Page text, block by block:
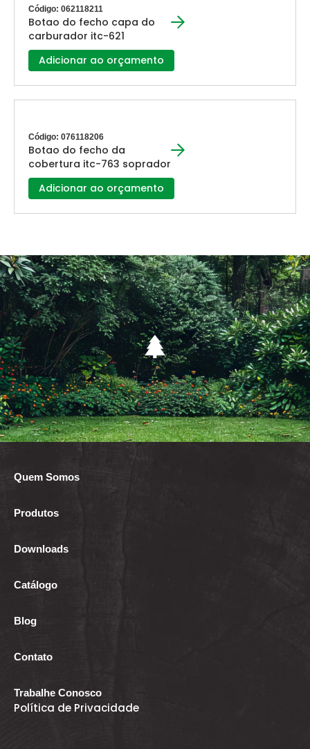
Código: 062118211
Botao do fecho capa do
carburador itc-621
Adicionar ao orçamento
Código: 076118206
Botao do fecho da
cobertura itc-763 soprador
Adicionar ao orçamento
Quem Somos
Produtos
Downloads
Catálogo
Blog
Contato
Trabalhe Conosco
Política de Privacidade